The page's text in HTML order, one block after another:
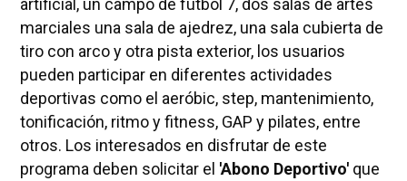
marciales una sala de ajedrez, una sala cubierta de
tiro con arco y otra pista exterior, los usuarios
pueden participar en diferentes actividades
deportivas como el aeróbic, step, mantenimiento,
tonificación, ritmo y fitness, GAP y pilates, entre
otros. Los interesados en disfrutar de este
programa deben solicitar el 'Abono Deportivo'que